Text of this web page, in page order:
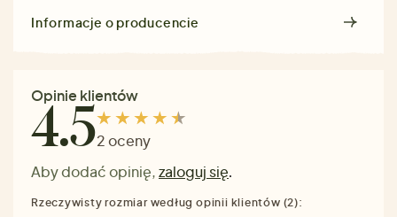
Informacje o producencie
Opinie klientów
4.52 oceny
Aby dodać opinię,zaloguj się.
Rzeczywisty rozmiar według opinii klientów (2):